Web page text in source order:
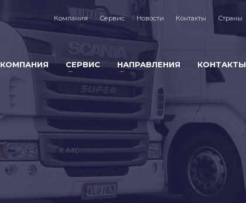
Компания Сервис Новости Контакты Страны
КОМПАНИЯ СЕРВИС НАПРАВЛЕНИЯ КОНТАКТЫ